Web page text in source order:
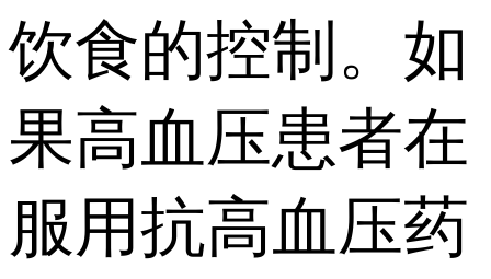
饮食的控制。如
果高血压患者在
服用抗高血压药